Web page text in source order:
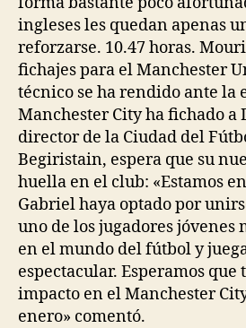
ingleses les quedan apenas
reforzarse. 10.47 horas.
fichajes para el Manchester
técnico se ha rendido ante la
Manchester City ha fichado
director de la Ciudad del
Begiristain, espera que su
huella en el club: «Estamos
Gabriel haya optado por
uno de los jugadores jóvenes
en el mundo del fútbol y
espectacular. Esperamos que
impacto en el Manchester
enero» comentó.